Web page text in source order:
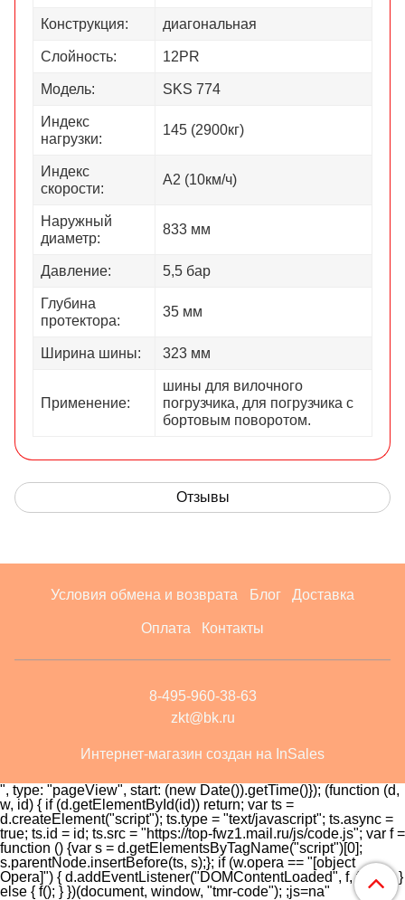
Конструкция: диагональная
Слойность: 12PR
Модель: SKS 774
Индекс
нагрузки:
145 (2900кг)
Индекс
скорости:
А2 (10км/ч)
Наружный
диаметр:
833 мм
Давление: 5,5 бар
Глубина
протектора:
35 мм
Ширина шины: 323 мм
Применение:
шины для вилочного
погрузчика, для погрузчика с
бортовым поворотом.
Отзывы
Условия обмена и возврата Блог Доставка
Оплата Контакты
8-495-960-38-63
zkt@bk.ru
Интернет-магазин создан на InSales
", type: "pageView", start: (new Date()).getTime()}); (function (d,
w, id) { if (d.getElementById(id)) return; var ts =
d.createElement("script"); ts.type = "text/javascript"; ts.async =
true; ts.id = id; ts.src = "https://top-fwz1.mail.ru/js/code.js"; var f =
function () {var s = d.getElementsByTagName("script")[0];
s.parentNode.insertBefore(ts, s);}; if (w.opera == "[object
Opera]") { d.addEventListener("DOMContentLoaded", f, false); }
else { f(); } })(document, window, "tmr-code"); ;js=na"